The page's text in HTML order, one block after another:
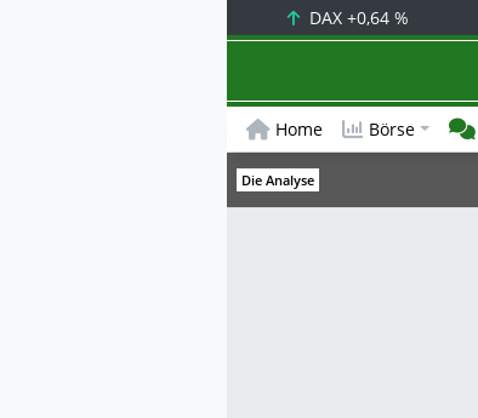
DAX +0,64 %
Home Börse
Die Analyse